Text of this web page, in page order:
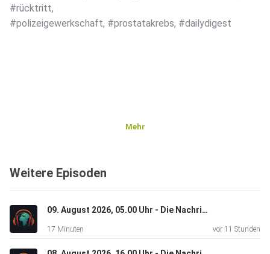
#rücktritt,
#polizeigewerkschaft, #prostatakrebs, #dailydigest
Mehr
Weitere Episoden
09. August 2026, 05.00 Uhr - Die Nachrichten
17 Minuten vor 11 Stunden